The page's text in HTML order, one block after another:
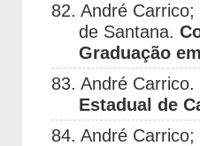
82. André
de Santana.
Graduação
83. André Carrico.
Estadual de
84. André